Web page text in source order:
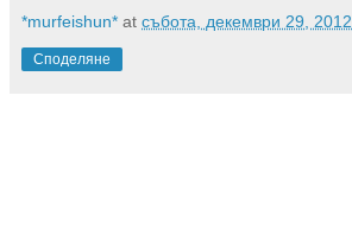
*murfeishun* at събота, декември 29, 2012
Споделяне